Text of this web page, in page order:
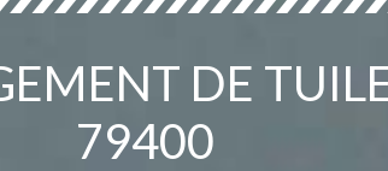
DE
79400